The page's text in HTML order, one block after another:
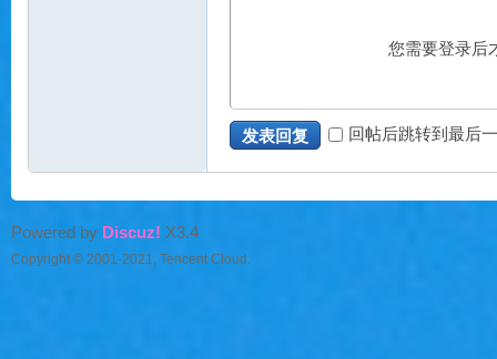
您需要登录后
发表回复 回帖后跳转到最后
Powered by Discuz! X3.4
Copyright © 2001-2021, Tencent Cloud.